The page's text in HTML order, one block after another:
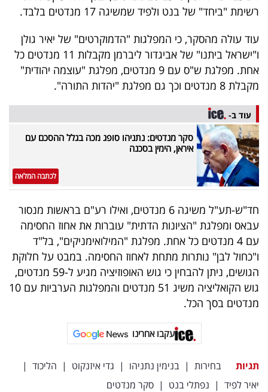
40
UNDER
40
פעולה
דרושים
ניוזלטרים
מייל
אדום
עקבו
אחרינו:
רשימת "ביחד" של בנט ולפיד שמשיגה 17 מנדטים בלבד.
עוד עולה מהסקר, כי המפלגות "הדמוקרטים" של יאיר גולן
ו"ישראל ביתנו" של אביגדור ליברמן מקבלות 11 מנדטים כל
אחת. מפלגת ש"ס עם 9 מנדטים, מפלגת "עוצמה יהודית"
מקבלת 8 מנדטים וכך גם מפלגת "יהדות התורה".
עוד ב-
סקר מנדטים: נתניהו סופג מכה בגלל ההסכם עם
איראן, הימין בסכנה
לכתבה המלאה
חד"ש-תע"ל משיגה 6 מנדטים, ואילו רע"ם בראשות מנסור
עבאס ומפלגת "הציונות הדתית" עוברות את אחוז החסימה
עם 4 מנדטים כל אחת. מפלגת "המילואימניקים", בל"ד
ו"כחול לבן" נותרות מתחת לאחוז החסימה. במבט על חלוקת
הגושים, ניתן להבחין כי גוש האופוזיציה מגיע ל-59 מנדטים,
גוש הקואליציה משיג 51 מנדטים והמפלגות הערביות עם 10
מנדטים בסך הכל.
עקבו אחרינו
תגיות בחירות | בנימין נתניהו | גדי איזנקוט | הליכוד |
יאיר לפיד | נפתלי בנט | סקר מנדטים